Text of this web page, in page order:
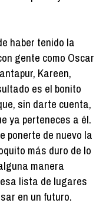
haber tenido la
gente como Oscar
Kareen,
es el bonito
sin darte cuenta,
ya perteneces a él.
ponerte de nuevo la
más duro de lo
manera
lista de lugares
en un futuro.